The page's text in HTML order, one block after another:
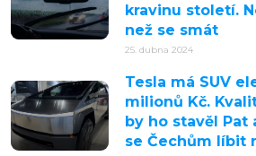
kravinu století.
než se smát
25. dubna 2024
Tesla má SUV
milionů Kč.
by ho stavěl Pat
se Čechům líbit